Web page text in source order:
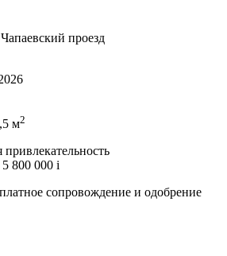
проезд
м2
800 000 i
сопровождение и одобрение